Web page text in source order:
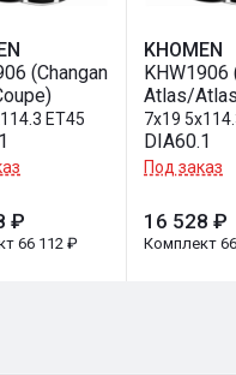
(Changan
ET45
₽
66 112 ₽
KHOMEN
KHW1906
Atlas/
7x19
DIA60.1
Под заказ
16 528 ₽
Комплект